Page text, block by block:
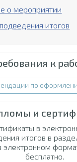
о мероприятии
итогов
к
по
и
в
итогов в
бесплатно.